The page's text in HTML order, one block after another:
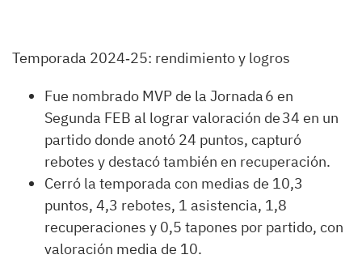
Temporada 2024‑25: rendimiento y logros
Fue nombrado MVP de la Jornada 6 en
Segunda FEB al lograr valoración de 34 en un
partido donde anotó 24 puntos, capturó
rebotes y destacó también en recuperación.
Cerró la temporada con medias de 10,3
puntos, 4,3 rebotes, 1 asistencia, 1,8
recuperaciones y 0,5 tapones por partido, con
valoración media de 10.